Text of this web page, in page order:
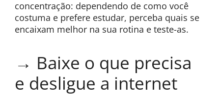
concentração: dependendo de como você
costuma e prefere estudar, perceba quais se
encaixam melhor na sua rotina e teste-as.
→ Baixe o que precisa
e desligue a internet